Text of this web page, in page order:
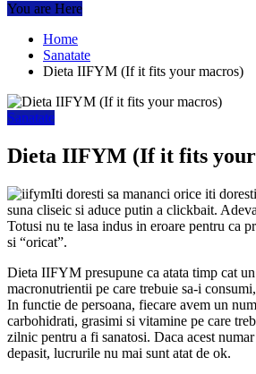
You are Here
Home
Sanatate
Dieta IIFYM (If it fits your macros)
Sanatate
Dieta IIFYM (If it fits your
Iti doresti sa mananci orice iti
suna cliseic si aduce putin a clickbait.
Totusi nu te lasa indus in eroare pentru ca
si “oricat”.
Dieta IIFYM presupune ca atata timp cat
macronutrientii pe care trebuie sa-i
In functie de persoana, fiecare avem un
carbohidrati, grasimi si vitamine pe care
zilnic pentru a fi sanatosi. Daca acest numar
depasit, lucrurile nu mai sunt atat de ok.